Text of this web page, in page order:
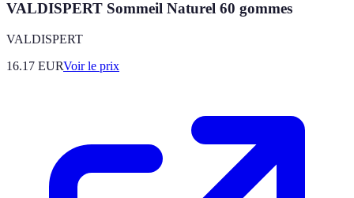
VALDISPERT Sommeil Naturel 60 gommes
VALDISPERT
16.17 EURVoir le prix